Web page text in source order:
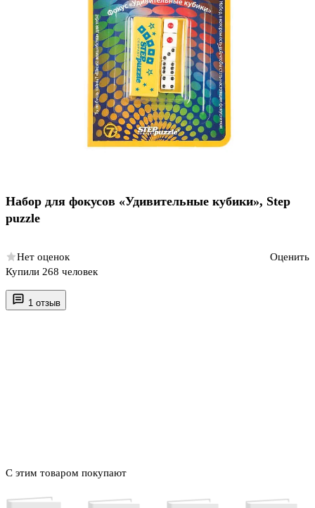
1 отзыв
С этим товаром покупают
Набор для фокусов «Удивительные кубики», Step
puzzle
Нет оценок
Оценить
Купили 268 человек